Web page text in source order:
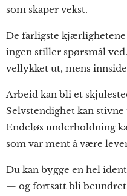
som skaper vekst.
De farligste kjærlighetene
ingen stiller spørsmål
vellykket ut, mens
Arbeid kan bli et
Selvstendighet kan
Endeløs underholdning
som var ment å være
Du kan bygge en hel
— og fortsatt bli